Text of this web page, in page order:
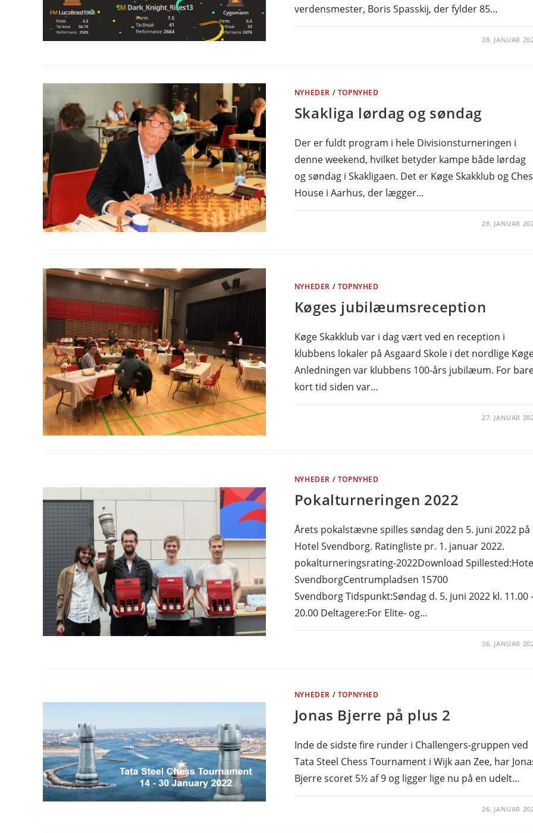
verdensmester, Boris Spasskij, der fylder 85…
28. JANUAR
NYHEDER / TOPNYHED
Skakliga lørdag og søndag
Der er fuldt program i hele Divisionsturneringen i
denne weekend, hvilket betyder kampe både lørdag
og søndag i Skakligaen. Det er Køge Skakklub og
House i Aarhus, der lægger…
28. JANUAR
NYHEDER / TOPNYHED
Køges jubilæumsreception
Køge Skakklub var i dag vært ved en reception i
klubbens lokaler på Asgaard Skole i det nordlige
Anledningen var klubbens 100-års jubilæum. For
kort tid siden var…
27. JANUAR
NYHEDER / TOPNYHED
Pokalturneringen 2022
Årets pokalstævne spilles søndag den 5. juni 2022 på
Hotel Svendborg. Ratingliste pr. 1. januar 2022.
pokalturneringsrating-2022Download
SvendborgCentrumpladsen 15700
Svendborg Tidspunkt:Søndag d. 5. juni 2022 kl. 11.00
20.00 Deltagere:For Elite- og…
26. JANUAR
NYHEDER / TOPNYHED
Jonas Bjerre på plus 2
Inde de sidste fire runder i Challengers-gruppen ved
Tata Steel Chess Tournament i Wijk aan Zee, har
Bjerre scoret 5½ af 9 og ligger lige nu på en udelt…
26. JANUAR